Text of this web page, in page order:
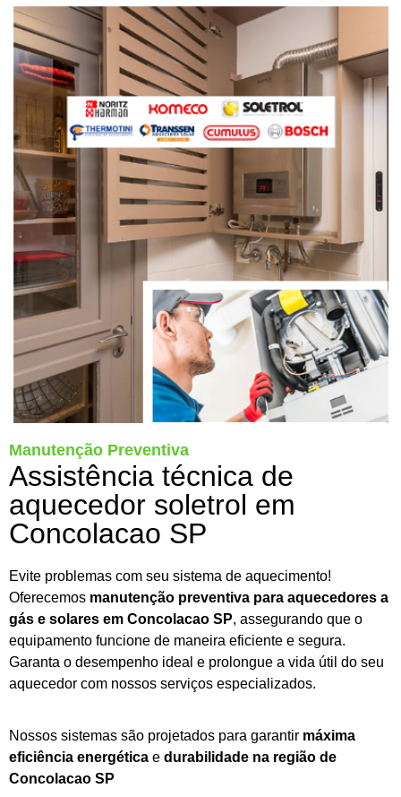
Manutenção Preventiva
Assistência técnica de
aquecedor soletrol em
Concolacao SP
Evite problemas com seu sistema de aquecimento!
Oferecemos manutenção preventiva para aquecedores a
gás e solares em Concolacao SP, assegurando que o
equipamento funcione de maneira eficiente e segura.
Garanta o desempenho ideal e prolongue a vida útil do seu
aquecedor com nossos serviços especializados.
Nossos sistemas são projetados para garantir máxima
eficiência energética e durabilidade na região de
Concolacao SP